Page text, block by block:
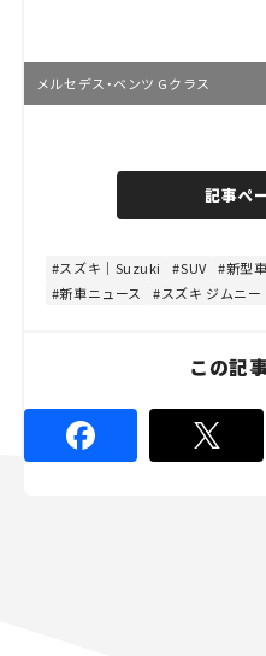
メルセデス・ベンツ Gクラス
記事ペ
スズキ｜Suzuki SUV 新型車
新車ニュース
スズキ ジムニ
この記